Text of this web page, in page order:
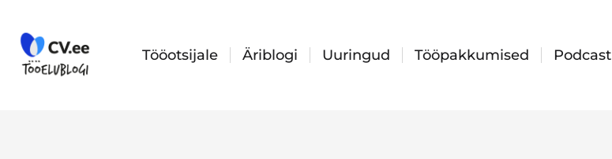
content
Tööotsijale Äriblogi Uuringud Tööpakkumised Podcast